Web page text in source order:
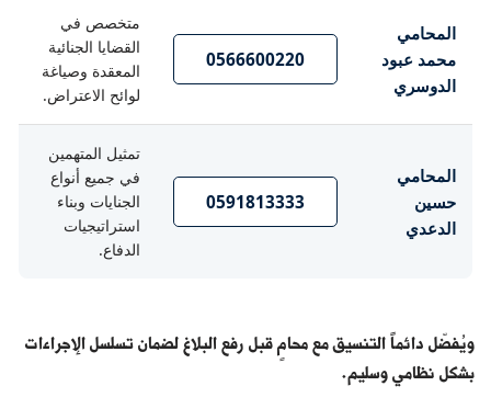
المحامي
محمد عبود
الدوسري
0566600220
متخصص في
القضايا الجنائية
المعقدة وصياغة
لوائح الاعتراض.
المحامي
حسين
الدعدي
0591813333
تمثيل المتهمين
في جميع أنواع
الجنايات وبناء
استراتيجيات
الدفاع.
ويُفضّل دائماً التنسيق مع محامٍ قبل رفع البلاغ لضمان تسلسل الإجراءات
بشكل نظامي وسليم.